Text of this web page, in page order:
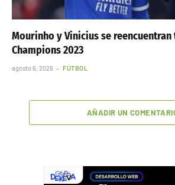
Mourinho y Vinicius se
Champions 2023
agosto 6, 2026 FÚTBOL
AÑADIR UN